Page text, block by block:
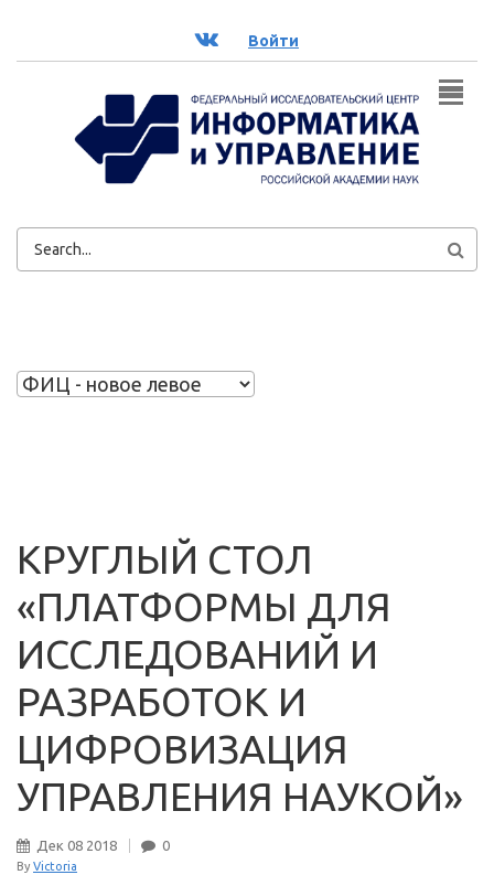
ВК Войти
ФОРМА
КРУГЛЫЙ СТОЛ
«ПЛАТФОРМЫ ДЛЯ
ИССЛЕДОВАНИЙ И
РАЗРАБОТОК И
ЦИФРОВИЗАЦИЯ
УПРАВЛЕНИЯ НАУКОЙ»
Дек 08 2018 0
By Victoria